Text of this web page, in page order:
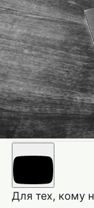
Для тех, кому